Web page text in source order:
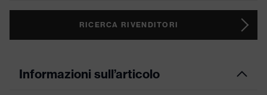
RICERCA RIVENDITORI
Informazioni sull’articolo